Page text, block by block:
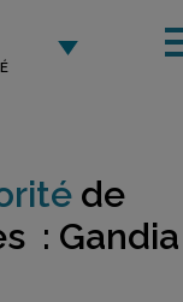
de
: Gandia